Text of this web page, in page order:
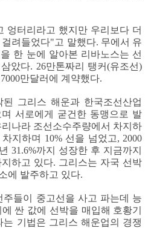
엉터리라고 했지만 우리보다 더
려들었다"고 말했다. 무에서 유
한 눈에 알아본 리바노스는 선
았다. 26만톤짜리 탱커(유조선)
만달러에 계약했다.
그리스 해운과 한국조선산업
서로에게 굳건한 동맹으로 발
나라 조선소수주량에서 차지하
지하며 10% 선을 넘었고, 2000
31.6%까지 성장한 후 지금까지
하고 있다. 그리스는 자국 선박
에 발주하고 있다.
들이 중고선을 사고 파는데 능
싼 값에 선박을 매입해 호황기
기법은 그리스 해운업의 경쟁